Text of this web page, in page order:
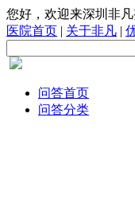
您好，欢迎来深圳非
医院首页 | 关于非凡 |
问答首页
问答分类